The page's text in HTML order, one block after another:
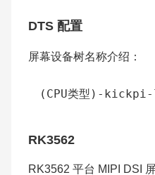
DTS 配置
屏幕设备树名称介绍：
RK3562
RK3562 平台 MIPI DSI